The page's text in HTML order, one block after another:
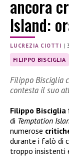
ancora
Island:
LUCREZIA CIOTTI |
FILIPPO BISCIGLIA
Filippo Bisciglia
contesta il suo
Filippo Bisciglia
di Temptation
numerose
durante i falò di
troppo insistenti